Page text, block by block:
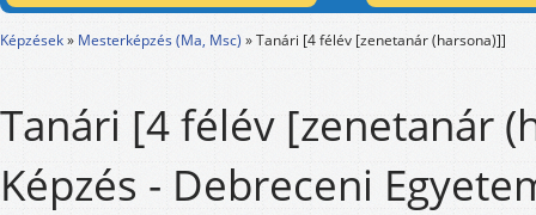
Képzések» Mesterképzés (Ma, Msc) »Tanári [4 félév [zenetanár (harsona)]]
Tanári [4 félév [zenetanár
Képzés - Debreceni